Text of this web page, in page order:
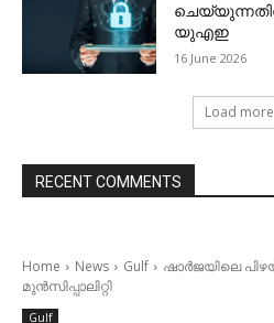
യുഎഇ
16 June 2026
Load more
RECENT COMMENTS